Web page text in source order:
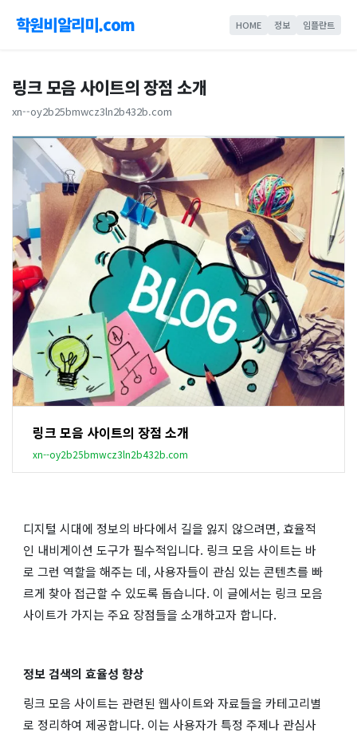
학원비알리미.com HOME 정보 임플란트
링크 모음 사이트의 장점 소개
xn--oy2b25bmwcz3ln2b432b.com
링크 모음 사이트의 장점 소개
xn--oy2b25bmwcz3ln2b432b.com
디지털 시대에 정보의 바다에서 길을 잃지 않으려면, 효율적
인 내비게이션 도구가 필수적입니다. 링크 모음 사이트는 바
로 그런 역할을 해주는 데, 사용자들이 관심 있는 콘텐츠를 빠
르게 찾아 접근할 수 있도록 돕습니다. 이 글에서는 링크 모음
사이트가 가지는 주요 장점들을 소개하고자 합니다.
정보 검색의 효율성 향상
링크 모음 사이트는 관련된 웹사이트와 자료들을 카테고리별
로 정리하여 제공합니다. 이는 사용자가 특정 주제나 관심사